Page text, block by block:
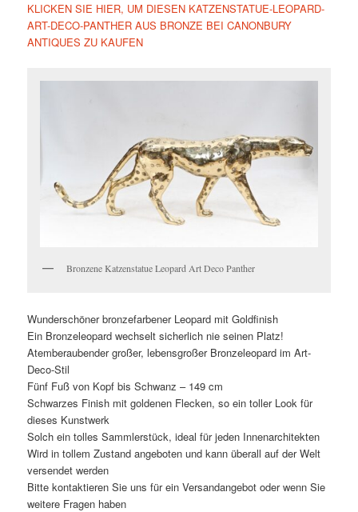
KLICKEN SIE HIER, UM DIESEN KATZENSTATUE-LEOPARD-
ART-DECO-PANTHER AUS BRONZE BEI CANONBURY
ANTIQUES ZU KAUFEN
Bronzene Katzenstatue Leopard Art Deco Panther
Wunderschöner bronzefarbener Leopard mit Goldfinish
Ein Bronzeleopard wechselt sicherlich nie seinen Platz!
Atemberaubender großer, lebensgroßer Bronzeleopard im Art-
Deco-Stil
Fünf Fuß von Kopf bis Schwanz – 149 cm
Schwarzes Finish mit goldenen Flecken, so ein toller Look für
dieses Kunstwerk
Solch ein tolles Sammlerstück, ideal für jeden Innenarchitekten
Wird in tollem Zustand angeboten und kann überall auf der Welt
versendet werden
Bitte kontaktieren Sie uns für ein Versandangebot oder wenn Sie
weitere Fragen haben